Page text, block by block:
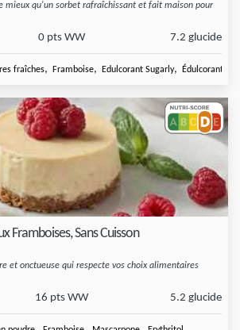
mieux qu'un sorbet rafraîchissant et fait maison pour
0 pts WW 7.2 glucide
fraîches, Framboise, Edulcorant Sugarly, Édulcorant
Framboises, Sans Cuisson
et onctueuse qui respecte vos choix alimentaires
16 pts WW 5.2 glucide